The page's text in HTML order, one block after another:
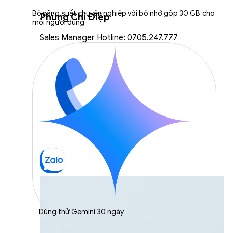
Phùng Chí Điệp
Sales Manager Hotline: 0705.247.777
Bộ năng suất chuyên nghiệp với bộ nhớ gộp 30 GB cho
mỗi người dùng
Dùng thử Gemini 30 ngày